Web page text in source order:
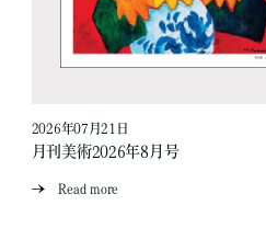
2026年07月21日
月刊美術2026年8月号
Read more